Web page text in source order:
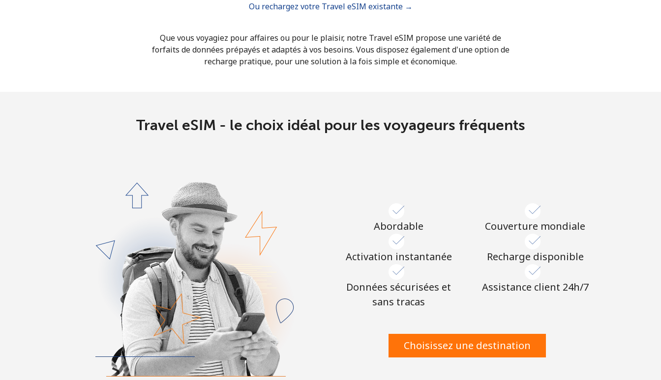
Rappel du mot de passe →
ou
Ou rechargez votre Travel eSIM existante →
Que vous voyagiez pour affaires ou pour le plaisir, notre Travel eSIM propose une variété de
forfaits de données prépayés et adaptés à vos besoins. Vous disposez également d'une option de
recharge pratique, pour une solution à la fois simple et économique.
Travel eSIM - le choix idéal pour les voyageurs fréquents
Abordable
Activation instantanée
Données sécurisées et
sans tracas
Couverture mondiale
Recharge disponible
Assistance client 24h/7
Choisissez une destination